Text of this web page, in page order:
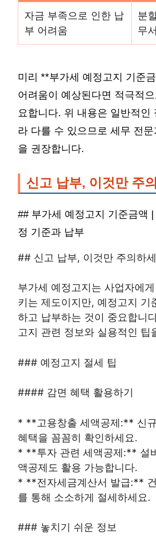
자금 부족으로 인한 납
부 어려움
분
무
미리 **부가세 예정고지 기준
어려움이 예상된다면 적극적
요합니다. 위 내용은 일반적인
라 다를 수 있으므로 세무 전
을 권장합니다.
신고 납부, 이것만 주
## 부가세 예정고지 기준금액
정 기준과 납부
## 신고 납부, 이것만 주의하
부가세 예정고지는 사업자에
키는 제도이지만, 예정고지 기
하고 납부하는 것이 중요합니
고지 관련 정보와 실용적인 팁
### 예정고지 절세 팁
#### 감면 혜택 활용하기
* **고용창출 세액공제:** 신
혜택을 꼼꼼히 확인하세요.
* **투자 관련 세액공제:** 설
액공제도 활용 가능합니다.
* **전자세금계산서 발급:**
를 통해 소소하게 절세하세요.
### 놓치기 쉬운 정보